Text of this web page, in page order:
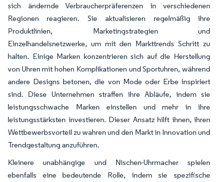
sich ändernde Verbraucherpräferenzen in verschiedenen
Regionen reagieren. Sie aktualisieren regelmäßig ihre
Produktlinien, Marketingstrategien und
Einzelhandelsnetzwerke, um mit den Markttrends Schritt zu
halten. Einige Marken konzentrieren sich auf die Herstellung
von Uhren mit hohen Komplikationen und Sportuhren, während
andere Designs betonen, die von Mode oder Erbe inspiriert
sind. Diese Unternehmen straffen ihre Abläufe, indem sie
leistungsschwache Marken einstellen und mehr in ihre
leistungsstärksten investieren. Dieser Ansatz hilft ihnen, ihren
Wettbewerbsvorteil zu wahren und den Markt in Innovation und
Trendgestaltung anzuführen.
Kleinere unabhängige und Nischen-Uhrmacher spielen
ebenfalls eine bedeutende Rolle, indem sie spezifische